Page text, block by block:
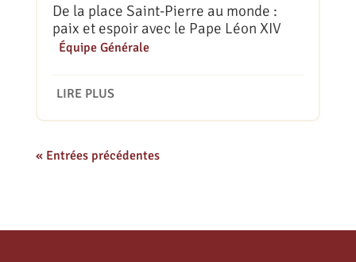
De la place Saint-Pierre au monde :
paix et espoir avec le Pape Léon XIV
Équipe Générale
LIRE PLUS
« Entrées précédentes